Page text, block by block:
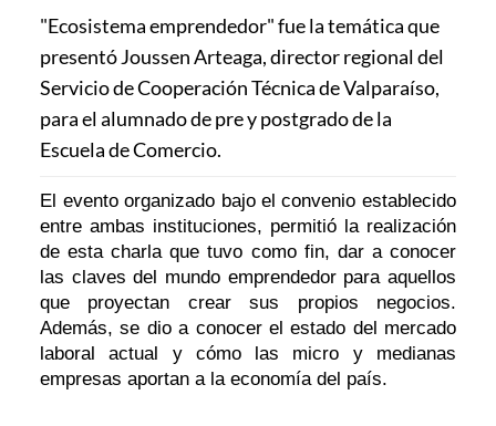
"Ecosistema emprendedor" fue la temática que
presentó Joussen Arteaga, director regional del
Servicio de Cooperación Técnica de Valparaíso,
para el alumnado de pre y postgrado de la
Escuela de Comercio.
El evento organizado bajo el convenio establecido
entre ambas instituciones, permitió la realización
de esta charla que tuvo como fin, dar a conocer
las claves del mundo emprendedor para aquellos
que proyectan crear sus propios negocios.
Además, se dio a conocer el estado del mercado
laboral actual y cómo las micro y medianas
empresas aportan a la economía del país.